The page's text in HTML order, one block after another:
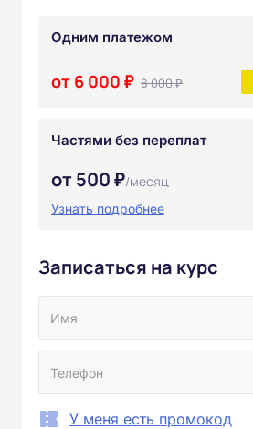
Одним платежом
от 6 000 ₽ 8 000 ₽
Частями без переплат
от 500 ₽/месяц
Узнать подробнее
Записаться на курс
У меня есть промокод